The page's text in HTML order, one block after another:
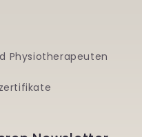
Physiotherapeuten